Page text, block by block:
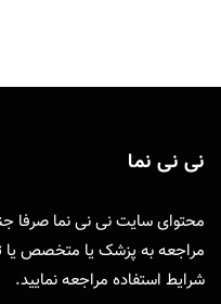
نی نی نما
محتوای سایت نی نی نما صرفا
مراجعه به پزشک یا متخصص یا
شرایط استفاده مراجعه نمایید.